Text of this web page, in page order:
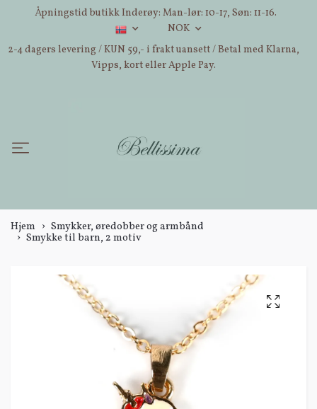
Åpningstid butikk Inderøy: Man-lør: 10-17, Søn: 11-16.
NOK
2-4 dagers levering / KUN 59,- i frakt uansett / Betal med Klarna,
Vipps, kort eller Apple Pay.
Hjem
Smykker, øredobber og armbånd
Smykke til barn, 2 motiv